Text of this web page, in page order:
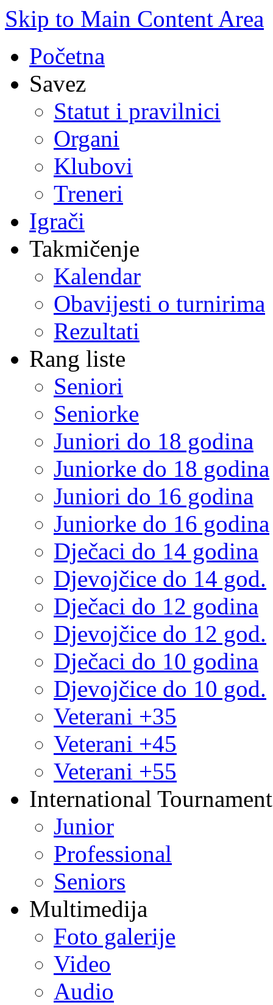
Skip to Main Content Area
Početna
Savez
Statut i pravilnici
Organi
Klubovi
Treneri
Igrači
Takmičenje
Kalendar
Obavijesti o turnirima
Rezultati
Rang liste
Seniori
Seniorke
Juniori do 18 godina
Juniorke do 18 godina
Juniori do 16 godina
Juniorke do 16 godina
Dječaci do 14 godina
Djevojčice do 14 god.
Dječaci do 12 godina
Djevojčice do 12 god.
Dječaci do 10 godina
Djevojčice do 10 god.
Veterani +35
Veterani +45
Veterani +55
International
Junior
Professional
Seniors
Multimedija
Foto galerije
Video
Audio